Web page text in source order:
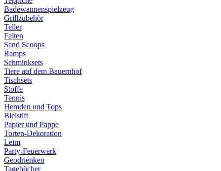
Badewannenspielzeug
Grillzubehör
Teller
Falten
Sand Scoops
Ramps
Schminksets
Tiere auf dem Bauernhof
Tischsets
Stoffe
Tennis
Hemden und Tops
Bleistift
Papier und Pappe
Torten-Dekoration
Leim
Party-Feuerwerk
Geodrienken
Tagebücher